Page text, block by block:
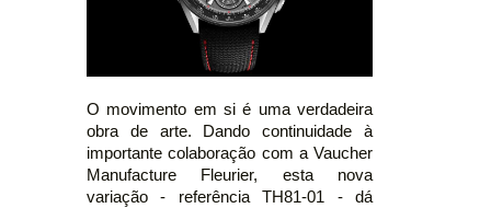
O movimento em si é uma verdadeira
obra de arte. Dando continuidade à
importante colaboração com a Vaucher
Manufacture Fleurier, esta nova
variação - referência TH81-01 - dá